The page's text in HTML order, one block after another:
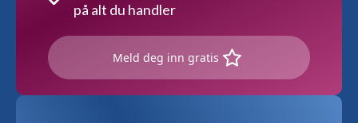
på alt du handler
Meld deg inn gratis